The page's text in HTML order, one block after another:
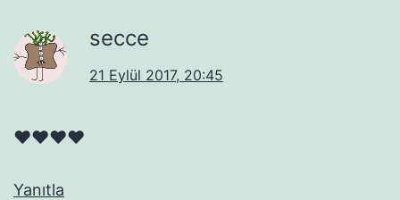
secce
21 Eylül 2017, 20:45
♥♥♥♥
Yanıtla